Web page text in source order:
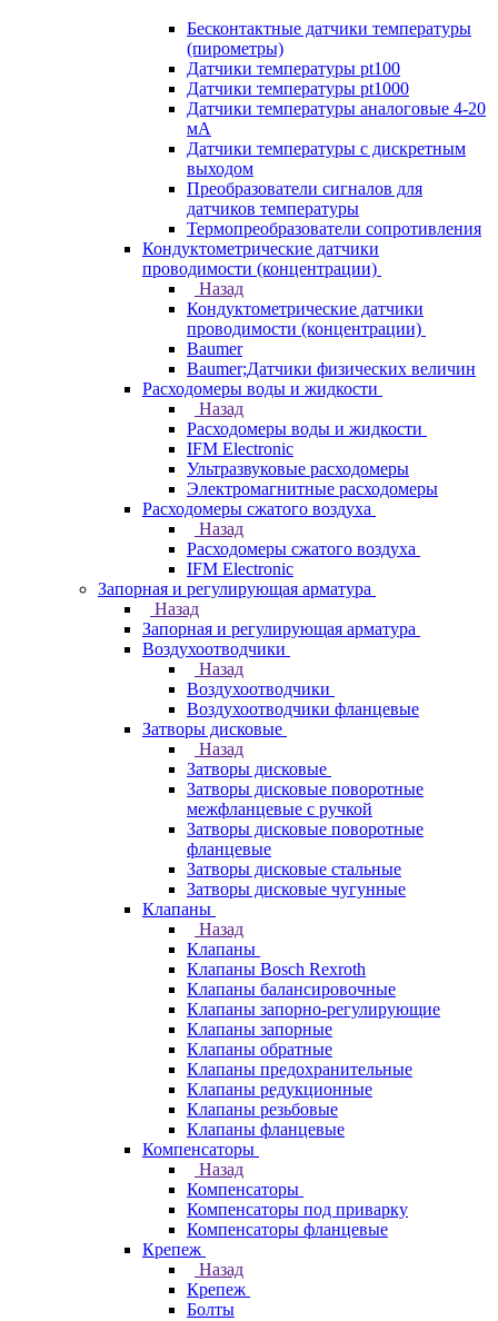
Бесконтактные датчики температуры
(пирометры)
Датчики температуры pt100
Датчики температуры pt1000
Датчики температуры аналоговые 4-20
мА
Датчики температуры с дискретным
выходом
Преобразователи сигналов для
датчиков температуры
Термопреобразователи сопротивления
Кондуктометрические датчики
проводимости (концентрации)
Назад
Кондуктометрические датчики
проводимости (концентрации)
Baumer
Baumer;Датчики физических величин
Расходомеры воды и жидкости
Назад
Расходомеры воды и жидкости
IFM Electronic
Ультразвуковые расходомеры
Электромагнитные расходомеры
Расходомеры сжатого воздуха
Назад
Расходомеры сжатого воздуха
IFM Electronic
Запорная и регулирующая арматура
Назад
Запорная и регулирующая арматура
Воздухоотводчики
Назад
Воздухоотводчики
Воздухоотводчики фланцевые
Затворы дисковые
Назад
Затворы дисковые
Затворы дисковые поворотные
межфланцевые с ручкой
Затворы дисковые поворотные
фланцевые
Затворы дисковые стальные
Затворы дисковые чугунные
Клапаны
Назад
Клапаны
Клапаны Bosch Rexroth
Клапаны балансировочные
Клапаны запорно-регулирующие
Клапаны запорные
Клапаны обратные
Клапаны предохранительные
Клапаны редукционные
Клапаны резьбовые
Клапаны фланцевые
Компенсаторы
Назад
Компенсаторы
Компенсаторы под приварку
Компенсаторы фланцевые
Крепеж
Назад
Крепеж
Болты